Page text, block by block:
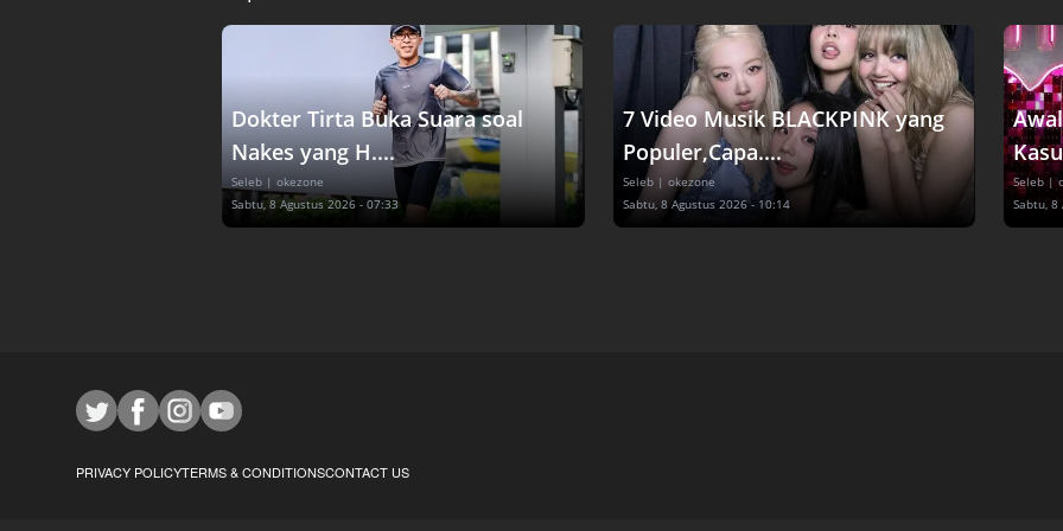
Dokter Tirta Buka Suara soal
Nakes yang H....
Seleb | okezone
Sabtu, 8 Agustus 2026 - 07:33
7 Video Musik BLACKPINK yang
Populer,Capa....
Seleb | okezone
Sabtu, 8 Agustus 2026 - 10:14
Seleb |
Sabtu, 8
PRIVACY POLICYTERMS & CONDITIONSCONTACT US